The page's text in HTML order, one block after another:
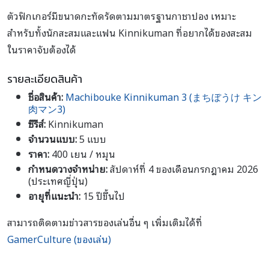
ตัวฟิกเกอร์มีขนาดกะทัดรัดตามมาตรฐานกาชาปอง เหมาะ
สำหรับทั้งนักสะสมและแฟน Kinnikuman ที่อยากได้ของสะสม
ในราคาจับต้องได้
รายละเอียดสินค้า
ชื่อสินค้า:Machibouke Kinnikuman 3 (まちぼうけ キン
肉マン3)
ซีรีส์:Kinnikuman
จำนวนแบบ:5 แบบ
ราคา:400 เยน / หมุน
กำหนดวางจำหน่าย:สัปดาห์ที่ 4 ของเดือนกรกฎาคม 2026
(ประเทศญี่ปุ่น)
อายุที่แนะนำ: 15 ปีขึ้นไป
สามารถติดตามข่าวสารของเล่นอื่น ๆ เพิ่มเติมได้ที่
GamerCulture (ของเล่น)